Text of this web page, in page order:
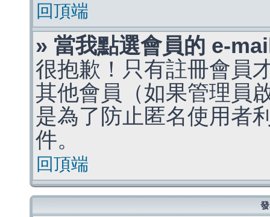
回頂端
» 當我點選會員的 e-
很抱歉！只有註冊會員
其他會員（如果管理員
是為了防止匿名使用者
件。
回頂端